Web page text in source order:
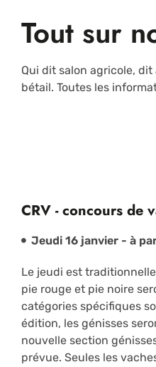
Tout sur
Qui dit salon agricole,
bétail. Toutes les
CRV - concours de
Jeudi 16 janvier - à
Le jeudi est
pie rouge et pie noire
catégories spécifiques
édition, les génisses
nouvelle section
prévue. Seules les